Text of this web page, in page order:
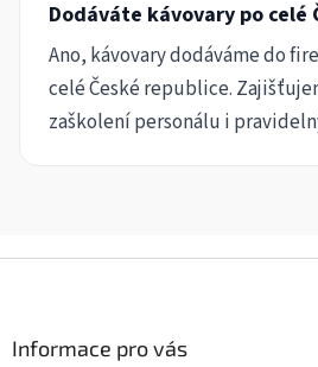
Dodáváte kávovary po celé
Ano, kávovary dodáváme do
celé České republice.
zaškolení personálu i
Informace pro vás